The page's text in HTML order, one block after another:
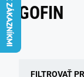
GOFIN
FILTROVAŤ